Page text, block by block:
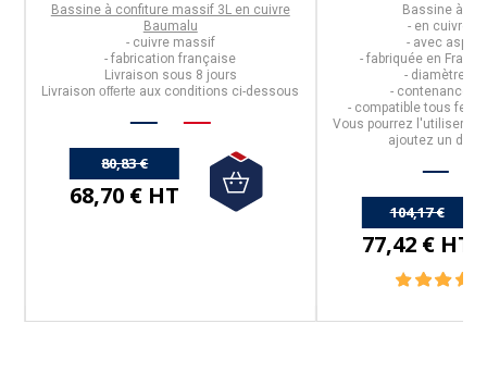
Bassine à confiture massif 3L en cuivre
Baumalu
- cuivre massif
- fabrication française
Livraison sous 8 jours
Livraisonofferte aux conditions ci-dessous
80,83 €
68,70 € HT
Bassine à
- en cuivre
- avec
- fabriquée en
- diamètre de
- contenance
- compatible tous feux
Vous pourrez l'utiliser
ajoutez un
104,17 €
77,42 € HT